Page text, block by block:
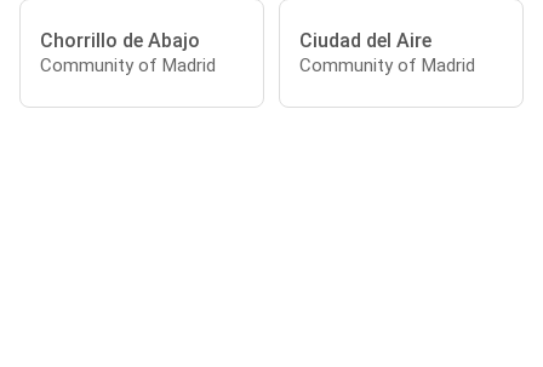
Chorrillo de Abajo
Community of Madrid
Ciudad del Aire
Community of Madrid